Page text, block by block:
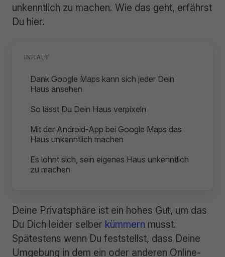
unkenntlich zu machen. Wie das geht, erfährst
Du hier.
INHALT
Dank Google Maps kann sich jeder Dein
Haus ansehen
So lässt Du Dein Haus verpixeln
Mit der Android-App bei Google Maps das
Haus unkenntlich machen
Es lohnt sich, sein eigenes Haus unkenntlich
zu machen
Deine Privatsphäre ist ein hohes Gut, um das
Du Dich leider selber kümmern musst.
Spätestens wenn Du feststellst, dass Deine
Umgebung in dem ein oder anderen Online-